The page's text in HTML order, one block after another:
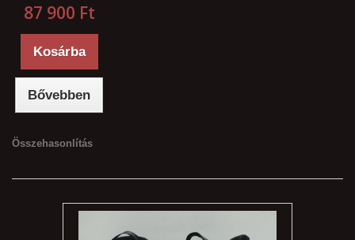
87 900 Ft‎
Kosárba
Bővebben
Összehasonlítás